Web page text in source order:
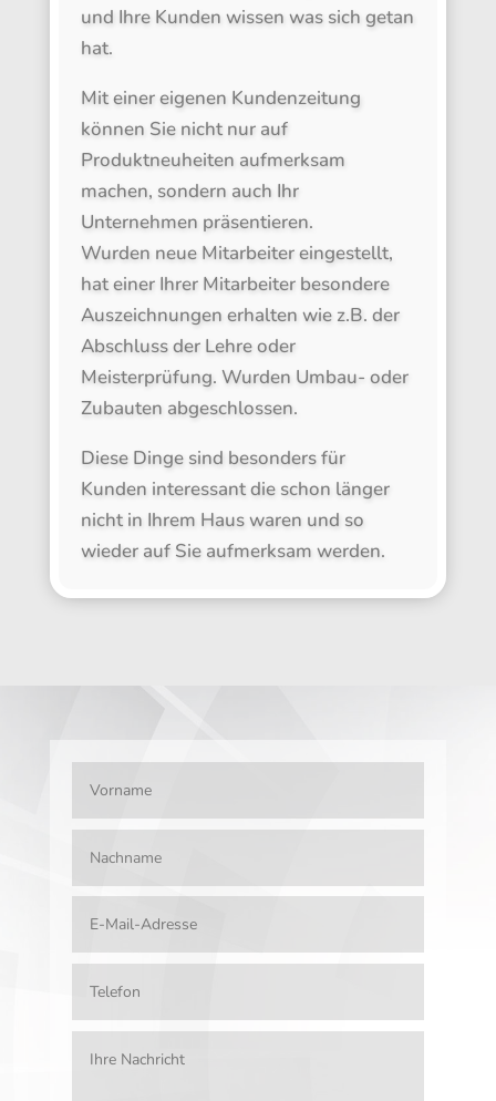
und Ihre Kunden wissen was sich getan
hat.
Mit einer eigenen Kundenzeitung
können Sie nicht nur auf
Produktneuheiten aufmerksam
machen, sondern auch Ihr
Unternehmen präsentieren.
Wurden neue Mitarbeiter eingestellt,
hat einer Ihrer Mitarbeiter besondere
Auszeichnungen erhalten wie z.B. der
Abschluss der Lehre oder
Meisterprüfung. Wurden Umbau- oder
Zubauten abgeschlossen.
Diese Dinge sind besonders für
Kunden interessant die schon länger
nicht in Ihrem Haus waren und so
wieder auf Sie aufmerksam werden.